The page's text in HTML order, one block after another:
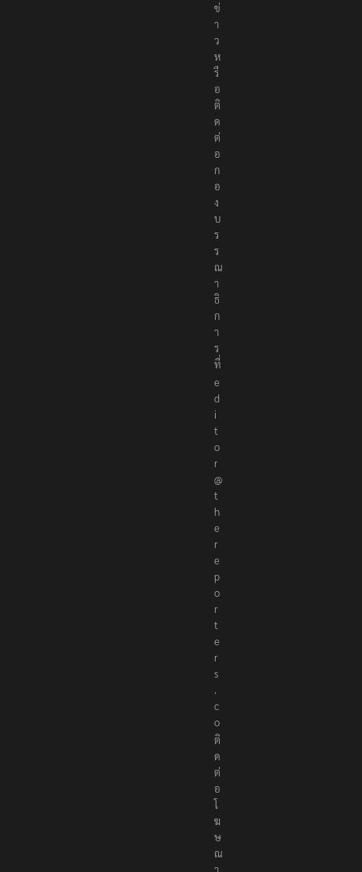
ข่
า
ว
ห
รื
อ
ติ
ด
ต่
อ
ก
อ
ง
บ
ร
ร
ณ
า
ธิ
ก
า
ร
ที่
e
d
i
t
o
r
@
t
h
e
r
e
p
o
r
t
e
r
s
.
c
o
ติ
ด
ต่
อ
โ
ฆ
ษ
ณ